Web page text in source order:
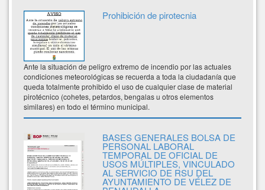
Prohibición de pirotecnia
Ante la situación de peligro extremo de incendio por las actuales
condiciones meteorológicas se recuerda a toda la ciudadanía que
queda totalmente prohibido el uso de cualquier clase de material
pirotécnico (cohetes, petardos, bengalas u otros elementos
similares) en todo el término municipal.
BASES GENERALES BOLSA DE
PERSONAL LABORAL
TEMPORAL DE OFICIAL DE
USOS MÚLTIPLES, VINCULADO
AL SERVICIO DE RSU DEL
AYUNTAMIENTO DE VÉLEZ DE